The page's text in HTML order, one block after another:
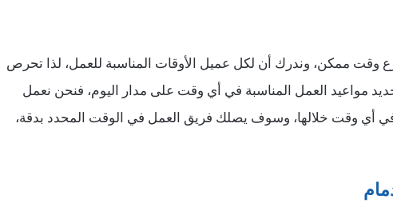
وقت ممكن، وندرك أن لكل عميل الأوقات المناسبة للعمل، لذا تحرص
مواعيد العمل المناسبة في أي وقت على مدار اليوم، فنحن نعمل
في أي وقت خلالها، وسوف يصلك فريق العمل في الوقت المحدد بدقة،